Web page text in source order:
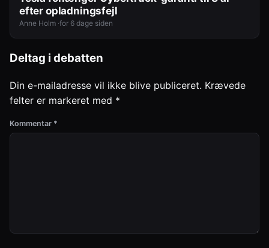
efter opladningsfejl
Anne Holm ·for 6 dage siden
Deltag i debatten
Din e-mailadresse vil ikke blive publiceret. Krævede
felter er markeret med *
Kommentar *